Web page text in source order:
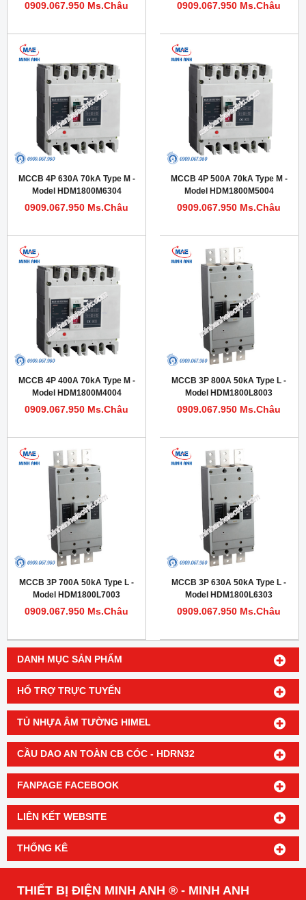
DANH MỤC SẢN PHẨM
HỔ TRỢ TRỰC TUYẾN
TỦ NHỰA ÂM TƯỜNG HIMEL
CẦU DAO AN TOÀN CB CÓC - HDRN32
FANPAGE FACEBOOK
LIÊN KẾT WEBSITE
THỐNG KÊ
0909.067.950 Ms.Châu 0909.067.950 Ms.Châu
MCCB 4P 630A 70kA Type M -
Model HDM1800M6304
0909.067.950 Ms.Châu
MCCB 4P 500A 70kA Type M -
Model HDM1800M5004
0909.067.950 Ms.Châu
MCCB 4P 400A 70kA Type M -
Model HDM1800M4004
0909.067.950 Ms.Châu
MCCB 3P 800A 50kA Type L -
Model HDM1800L8003
0909.067.950 Ms.Châu
MCCB 3P 700A 50kA Type L -
Model HDM1800L7003
0909.067.950 Ms.Châu
MCCB 3P 630A 50kA Type L -
Model HDM1800L6303
0909.067.950 Ms.Châu
THIẾT BỊ ĐIỆN MINH ANH ® - MINH ANH